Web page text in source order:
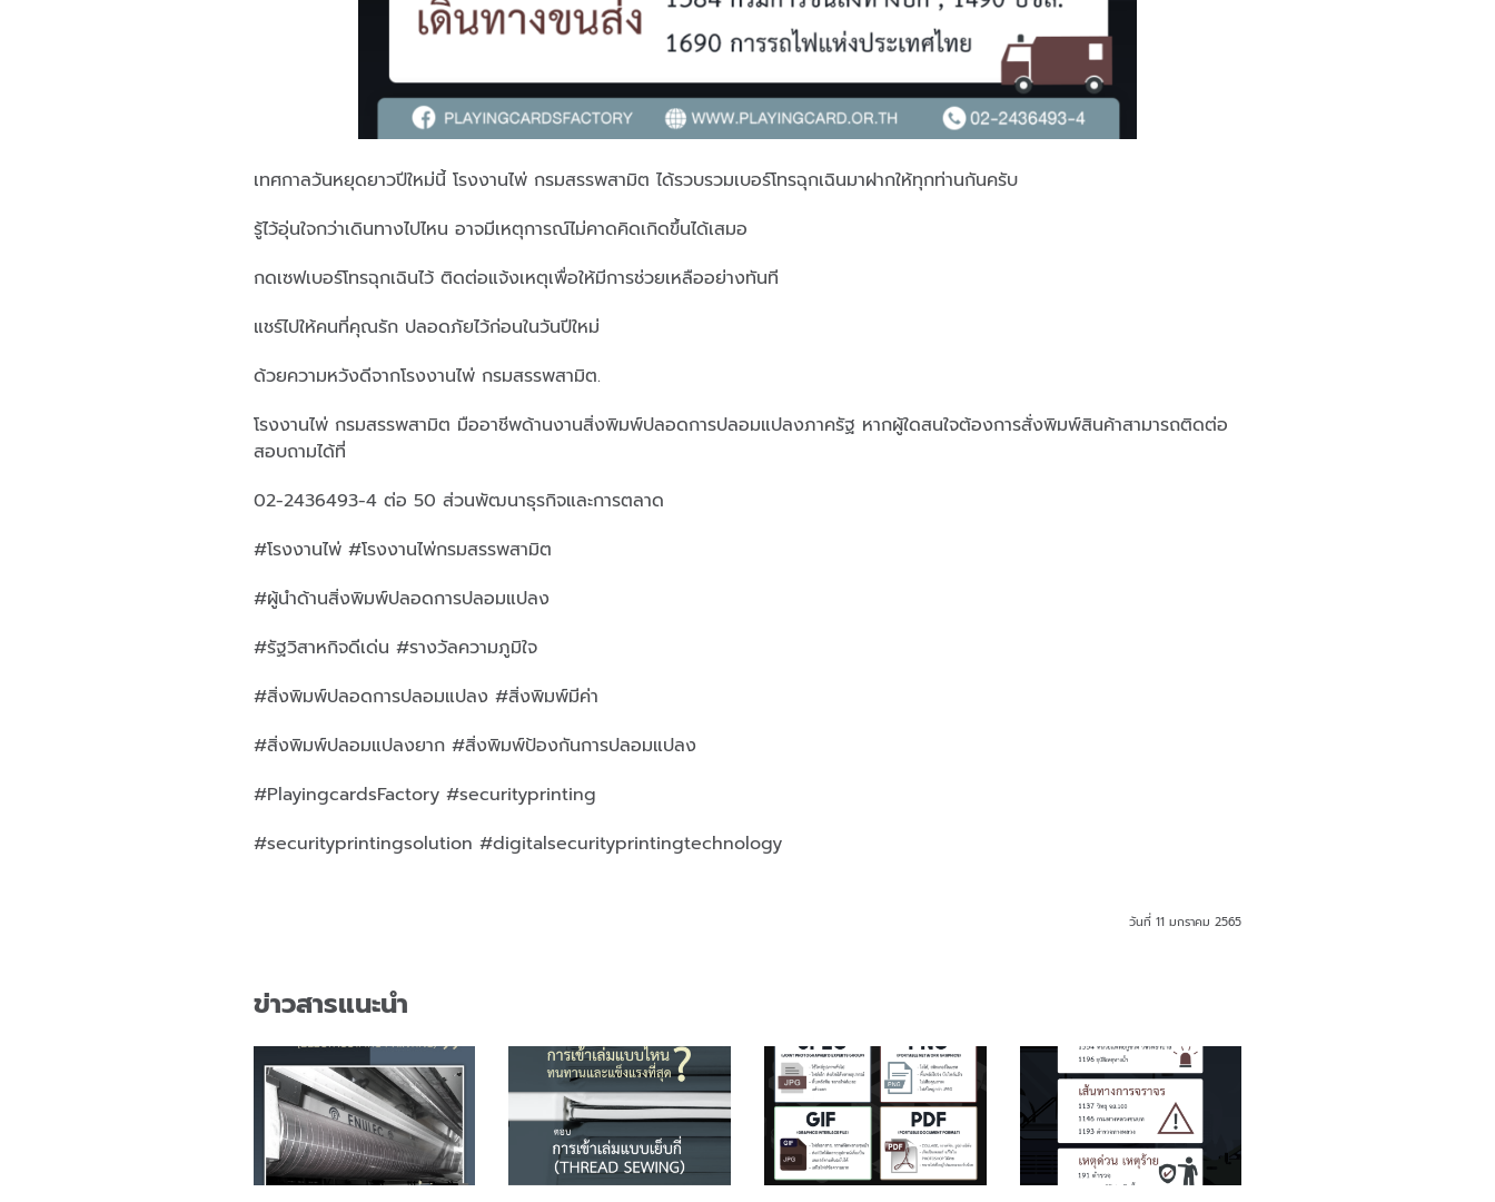
เทศกาลวันหยุดยาวปีใหม่นี้ โรงงานไพ่ กรมสรรพสามิต ได้รวบรวมเบอร์โทรฉุกเฉินมาฝากให้ทุกท่านกันครับ
รู้ไว้อุ่นใจกว่าเดินทางไปไหน อาจมีเหตุการณ์ไม่คาดคิดเกิดขึ้นได้เสมอ
กดเซฟเบอร์โทรฉุกเฉินไว้ ติดต่อแจ้งเหตุเพื่อให้มีการช่วยเหลืออย่างทันที
แชร์ไปให้คนที่คุณรัก ปลอดภัยไว้ก่อนในวันปีใหม่
ด้วยความหวังดีจากโรงงานไพ่ กรมสรรพสามิต.
โรงงานไพ่ กรมสรรพสามิต มืออาชีพด้านงานสิ่งพิมพ์ปลอดการปลอมแปลงภาครัฐ หากผู้ใดสนใจต้องการสั่งพิมพ์สินค้าสามารถติดต่อ
สอบถามได้ที่
02-2436493-4 ต่อ 50 ส่วนพัฒนาธุรกิจและการตลาด
#โรงงานไพ่ #โรงงานไพ่กรมสรรพสามิต
#ผู้นำด้านสิ่งพิมพ์ปลอดการปลอมแปลง
#รัฐวิสาหกิจดีเด่น #รางวัลความภูมิใจ
#สิ่งพิมพ์ปลอดการปลอมแปลง #สิ่งพิมพ์มีค่า
#สิ่งพิมพ์ปลอมแปลงยาก #สิ่งพิมพ์ป้องกันการปลอมแปลง
#PlayingcardsFactory #securityprinting
#securityprintingsolution #digitalsecurityprintingtechnology
วันที่ 11 มกราคม 2565
ข่าวสารแนะนำ